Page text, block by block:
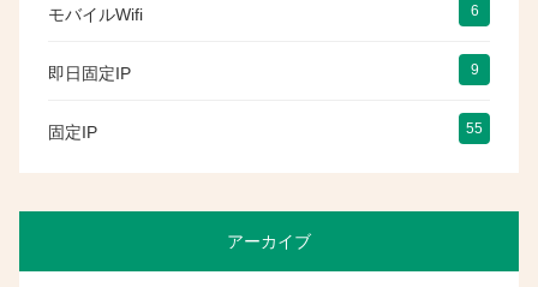
モバイルWifi 6
即日固定IP 9
固定IP 55
アーカイブ